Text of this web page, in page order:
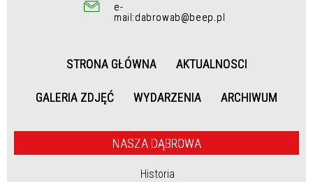
e-
mail:dabrowab@beep.pl
STRONA GŁÓWNA AKTUALNOSCI
GALERIA ZDJĘĆ WYDARZENIA ARCHIWUM
NASZA DĄBROWA
Historia